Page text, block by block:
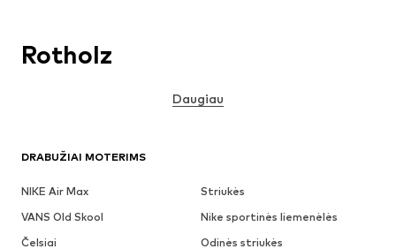
DRABUŽIAI MOTERIMS
NIKE Air Max
Striukės
VANS Old Skool
Nike sportinės liemenėlės
Čelsiai
Odinės striukės
Rotholz
Daugiau